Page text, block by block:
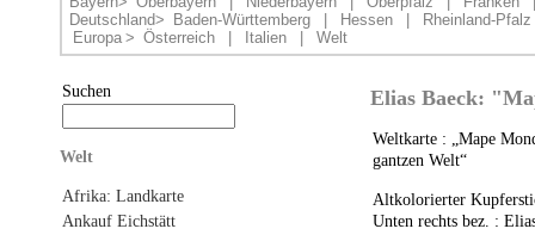
Deutschland>
Baden-Württemberg Hessen
Rheinland-Pfalz
Europa > Österreich Italien Welt
Suchen
Welt
Afrika: Landkarte
Ankauf Eichstätt
Elias Baeck:
Weltkarte : „Mape
gantzen Welt“
Altkolorierter
Unten rechts bez. :